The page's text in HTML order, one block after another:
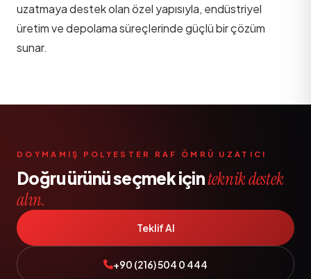
uzatmaya destek olan özel yapısıyla, endüstriyel
üretim ve depolama süreçlerinde güçlü bir çözüm
sunar.
DOYMAMIŞ POLYESTER RAF ÖMRÜ UZATICI
Doğru ürünü seçmek içinteknik destek
alın.
Teklif Al
+90 (216) 504 0 444